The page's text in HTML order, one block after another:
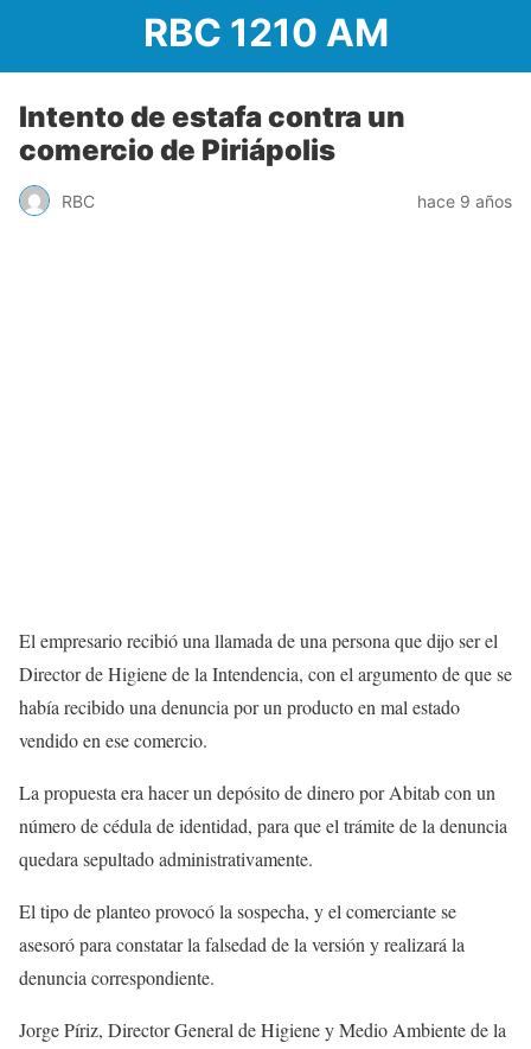
RBC 1210 AM
Intento de estafa contra un
comercio de Piriápolis
RBC hace 9 años
El empresario recibió una llamada de una persona que dijo ser el
Director de Higiene de la Intendencia, con el argumento de que se
había recibido una denuncia por un producto en mal estado
vendido en ese comercio.
La propuesta era hacer un depósito de dinero por Abitab con un
número de cédula de identidad, para que el trámite de la denuncia
quedara sepultado administrativamente.
El tipo de planteo provocó la sospecha, y el comerciante se
asesoró para constatar la falsedad de la versión y realizará la
denuncia correspondiente.
Jorge Píriz, Director General de Higiene y Medio Ambiente de la